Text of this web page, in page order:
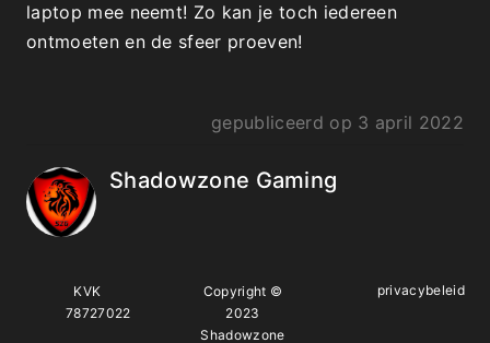
laptop mee neemt! Zo kan je toch iedereen
ontmoeten en de sfeer proeven!
gepubliceerd op 3 april 2022
Shadowzone Gaming
KVK
78727022
Copyright ©
2023
Shadowzone
privacybeleid